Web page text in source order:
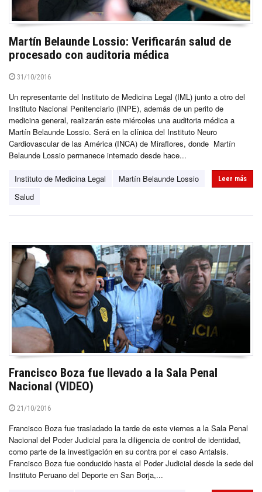
Martín Belaunde Lossio: Verificarán salud de
procesado con auditoria médica
31/10/2016
Un representante del Instituto de Medicina Legal (IML) junto a otro del
Instituto Nacional Penitenciario (INPE), además de un perito de
medicina general, realizarán este miércoles una auditoria médica a
Martín Belaunde Lossio. Será en la clínica del Instituto Neuro
Cardiovascular de las América (INCA) de Miraflores, donde Martín
Belaunde Lossio permanece internado desde hace...
Instituto de Medicina Legal
Martín Belaunde Lossio
Salud
Leer más
Francisco Boza fue llevado a la Sala Penal
Nacional (VIDEO)
21/10/2016
Francisco Boza fue trasladado la tarde de este viernes a la Sala Penal
Nacional del Poder Judicial para la diligencia de control de identidad,
como parte de la investigación en su contra por el caso Antalsis.
Francisco Boza fue conducido hasta el Poder Judicial desde la sede del
Instituto Peruano del Deporte en San Borja,...